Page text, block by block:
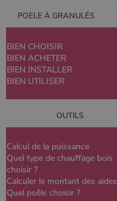
POELE À GRANULÉS
BIEN CHOISIR
BIEN ACHETER
BIEN INSTALLER
BIEN UTILISER
OUTILS
Calcul de la puissance
Quel type de chauffage bois
choisir ?
Calculer le montant des aides
Quel poêle choisir ?